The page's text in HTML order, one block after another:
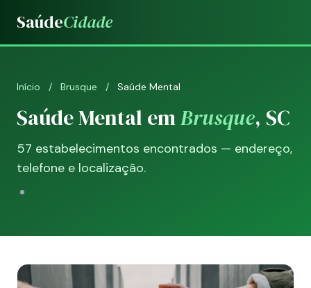
SaúdeCidade
Início / Brusque / Saúde Mental
Saúde Mental emBrusque, SC
57 estabelecimentos encontrados — endereço,
telefone e localização.